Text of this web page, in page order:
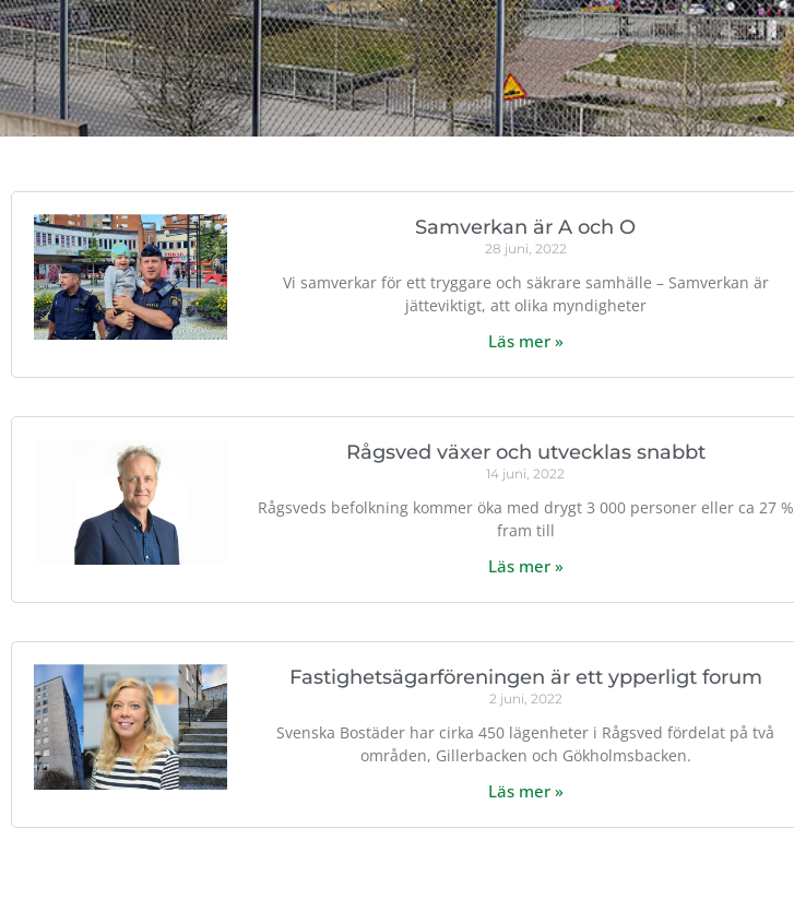
Samverkan är A och O
28 juni, 2022
Vi samverkar för ett tryggare och säkrare samhälle – Samverkan är
jätteviktigt, att olika myndigheter
Läs mer »
Rågsved växer och utvecklas snabbt
14 juni, 2022
Rågsveds befolkning kommer öka med drygt 3 000 personer eller ca 27 %
fram till
Läs mer »
Fastighetsägarföreningen är ett ypperligt forum
2 juni, 2022
Svenska Bostäder har cirka 450 lägenheter i Rågsved fördelat på två
områden, Gillerbacken och Gökholmsbacken.
Läs mer »